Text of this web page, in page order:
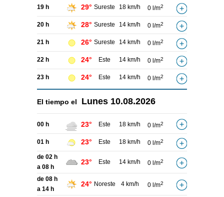
19 h 29° Sureste 18 km/h 0 l/m2
20 h 28° Sureste 14 km/h 0 l/m2
21 h 26° Sureste 14 km/h 0 l/m2
22 h 24° Este 14 km/h 0 l/m2
23 h 24° Este 14 km/h 0 l/m2
El tiempo el Lunes 10.08.2026
00 h 23° Este 18 km/h 0 l/m2
01 h 23° Este 18 km/h 0 l/m2
de 02 h
a 08 h
23° Este 14 km/h 0 l/m2
de 08 h
a 14 h
24° Noreste 4 km/h 0 l/m2